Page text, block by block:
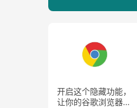
开启这个隐藏功能，
让你的谷歌浏览器提